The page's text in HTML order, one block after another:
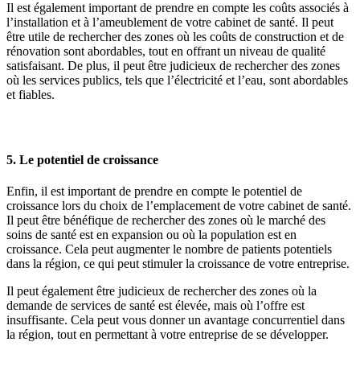
Il est également important de prendre en compte les coûts associés à
l’installation et à l’ameublement de votre cabinet de santé. Il peut
être utile de rechercher des zones où les coûts de construction et de
rénovation sont abordables, tout en offrant un niveau de qualité
satisfaisant. De plus, il peut être judicieux de rechercher des zones
où les services publics, tels que l’électricité et l’eau, sont abordables
et fiables.
5. Le potentiel de croissance
Enfin, il est important de prendre en compte le potentiel de
croissance lors du choix de l’emplacement de votre cabinet de santé.
Il peut être bénéfique de rechercher des zones où le marché des
soins de santé est en expansion ou où la population est en
croissance. Cela peut augmenter le nombre de patients potentiels
dans la région, ce qui peut stimuler la croissance de votre entreprise.
Il peut également être judicieux de rechercher des zones où la
demande de services de santé est élevée, mais où l’offre est
insuffisante. Cela peut vous donner un avantage concurrentiel dans
la région, tout en permettant à votre entreprise de se développer.